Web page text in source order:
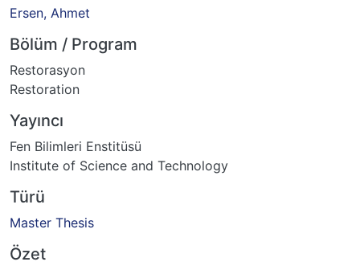
Ersen, Ahmet
Bölüm / Program
Restorasyon
Restoration
Yayıncı
Fen Bilimleri Enstitüsü
Institute of Science and Technology
Türü
Master Thesis
Özet